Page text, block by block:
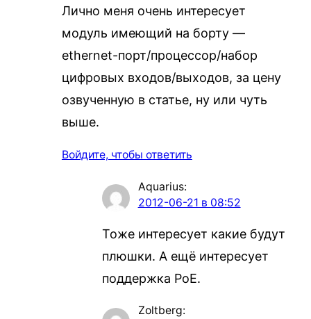
Лично меня очень интересует
модуль имеющий на борту —
ethernet-порт/процессор/набор
цифровых входов/выходов, за цену
озвученную в статье, ну или чуть
выше.
Войдите, чтобы ответить
Aquarius:
2012-06-21 в 08:52
Тоже интересует какие будут
плюшки. А ещё интересует
поддержка PoE.
Zoltberg: